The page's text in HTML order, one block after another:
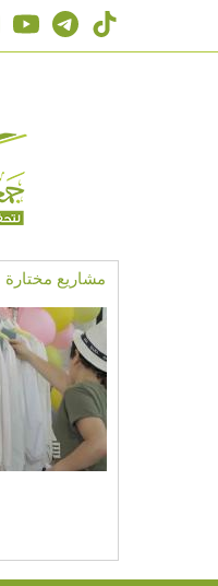
مشاريع مختارة